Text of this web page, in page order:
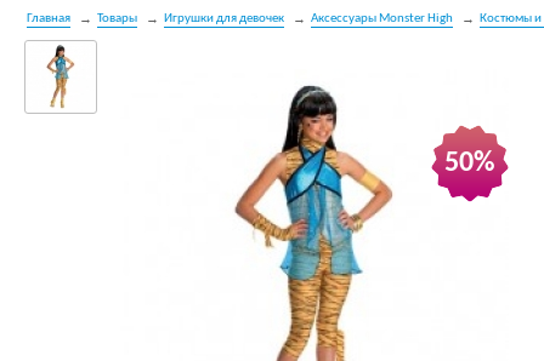
Главная Товары Игрушки для девочек Аксессуары Monster High Костюмы и
50%